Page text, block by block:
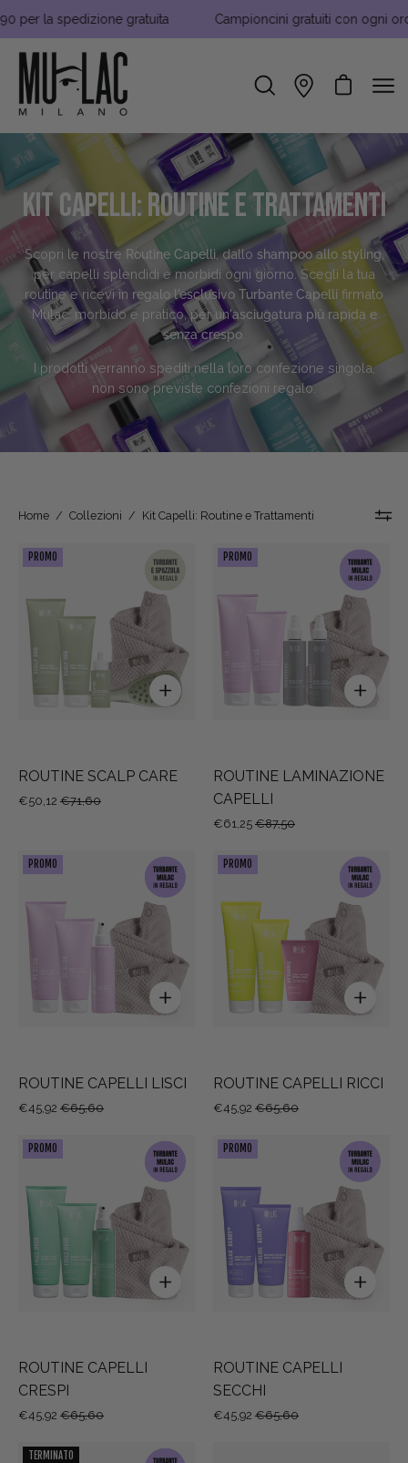
contenuto
la spedizione gratuita Campioncini gratuiti con ogni ordine!
Apri
di
ricerca
StoresApri carrello
Apri
Kit Capelli: Routine e Trattamenti
Scopri le nostre Routine Capelli, dallo shampoo allo styling,
per capelli splendidi e morbidi ogni giorno. Scegli la tua
routine e ricevi in regalo l'esclusivo Turbante Capelli firmato
Mulac: morbido e pratico, per un'asciugatura più rapida e
senza crespo
I prodotti verranno spediti nella loro confezione singola,
non sono previste confezioni regalo.
Home / Collezioni / Kit Capelli: Routine e Trattamenti
SCALP
CARE
PROMO
ROUTINE SCALP CARE
€50,12 €71,60
ROUTINE
LAMINAZIONE
CAPELLI
PROMO
ROUTINE LAMINAZIONE
CAPELLI
€61,25 €87,50
ROUTINE
CAPELLI
PROMO
ROUTINE CAPELLI LISCI
€45,92 €65,60
ROUTINE
CAPELLI
PROMO
ROUTINE CAPELLI RICCI
€45,92 €65,60
ROUTINE
CAPELLI
CRESPI
PROMO
ROUTINE CAPELLI
CRESPI
€45,92 €65,60
ROUTINE
CAPELLI
SECCHI
PROMO
ROUTINE CAPELLI
SECCHI
€45,92 €65,60
ROUTINE
TERMINATO